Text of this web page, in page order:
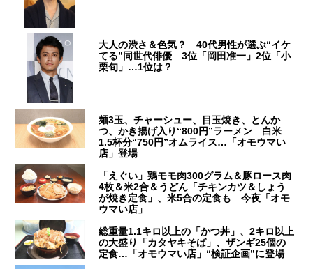
大人の渋さ＆色気？ 40代男性が選ぶ“イケ
てる”同世代俳優 3位「岡田准一」2位「小
栗旬」…1位は？
麺3玉、チャーシュー、目玉焼き、とんか
つ、かき揚げ入り“800円”ラーメン 白米
1.5杯分“750円”オムライス…「オモウマい
店」登場
「えぐい」鶏モモ肉300グラム＆豚ロース肉
4枚＆米2合＆うどん「チキンカツ＆しょう
が焼き定食」、米5合の定食も 今夜「オモ
ウマい店」
総重量1.1キロ以上の「かつ丼」、2キロ以上
の大盛り「カタヤキそば」、ザンギ25個の
定食…「オモウマい店」“検証企画”に登場